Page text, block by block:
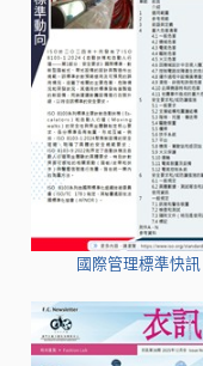
國際管理標準快訊